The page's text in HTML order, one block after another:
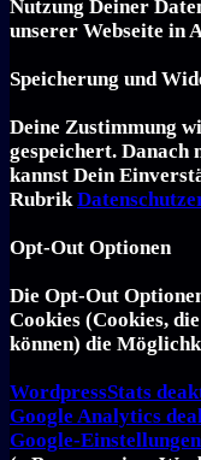
Nutzung Deiner
unserer Webseite in
Speicherung und
Deine Zustimmung
gespeichert. Danach
kannst Dein
Rubrik
Opt-Out Optionen
Die Opt-Out
Cookies (Cookies,
können) die
Word­press­Stats
Goog­le Ana­ly­tics
Goog­le-